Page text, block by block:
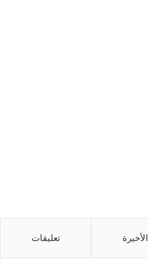
الأخيرة تعليقات